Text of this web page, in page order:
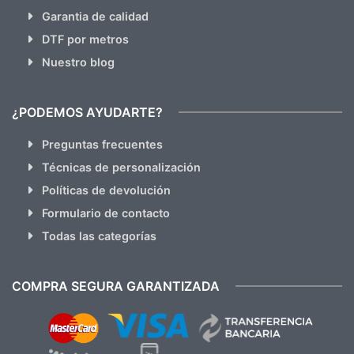
Garantia de calidad
DTF por metros
Nuestro blog
¿PODEMOS AYUDARTE?
Preguntas frecuentes
Técnicas de personalización
Políticas de devolución
Formulario de contacto
Todas las categorías
COMPRA SEGURA GARANTIZADA